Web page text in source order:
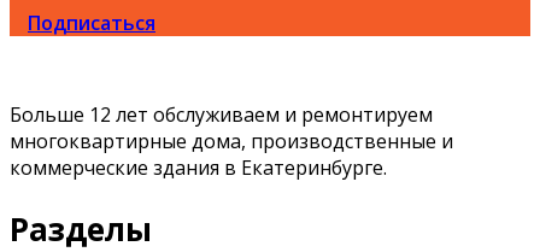
Подписаться
Больше 12 лет обслуживаем и ремонтируем
многоквартирные дома, производственные и
коммерческие здания в Екатеринбурге.
Разделы